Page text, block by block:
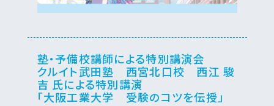
塾・予備校講師による特別講演会
クルイト武田塾 西宮北口校 西江 駿
吉 氏による特別講演
「大阪工業大学 受験のコツを伝授」